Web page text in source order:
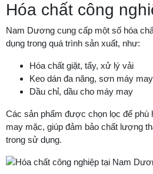
Hóa chất công
Nam Dương cung cấp một số hóa
dụng trong quá trình sản xuất, như:
Hóa chất giặt, tẩy, xử lý vải
Keo dán đa năng, sơn máy may
Dầu chỉ, dầu cho máy may
Các sản phẩm được chọn lọc để
may mặc, giúp đảm bảo chất lượng
trong sử dụng.